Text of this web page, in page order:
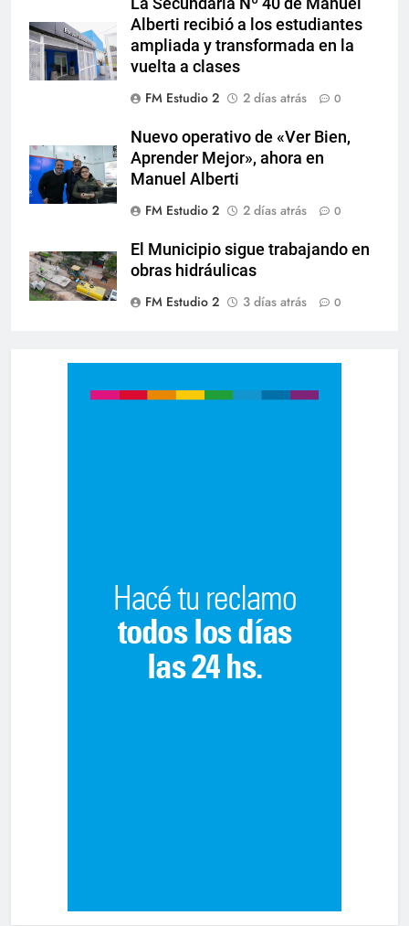
La Secundaria Nº 40 de Manuel
Alberti recibió a los estudiantes
ampliada y transformada en la
vuelta a clases
FM Estudio 2
2 días atrás 0
Nuevo operativo de «Ver Bien,
Aprender Mejor», ahora en
Manuel Alberti
FM Estudio 2
2 días atrás 0
El Municipio sigue trabajando en
obras hidráulicas
FM Estudio 2
3 días atrás 0